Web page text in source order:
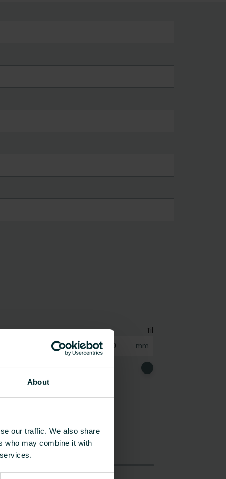
About
our traffic. We also share
who may combine it with